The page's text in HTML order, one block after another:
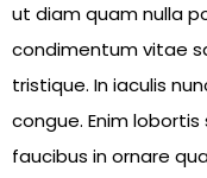
ut diam quam nulla
condimentum vitae
tristique. In iaculis
congue. Enim
faucibus in ornare